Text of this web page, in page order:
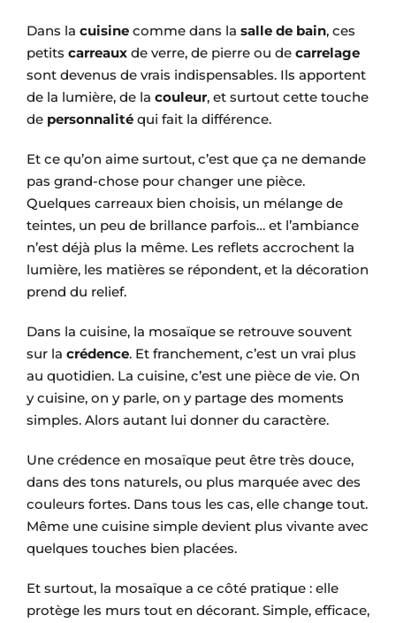
Dans la cuisine comme dans la salle de bain, ces
petits carreaux de verre, de pierre ou de carrelage
sont devenus de vrais indispensables. Ils apportent
de la lumière, de la couleur, et surtout cette touche
de personnalité qui fait la différence.
Et ce qu’on aime surtout, c’est que ça ne demande
pas grand-chose pour changer une pièce.
Quelques carreaux bien choisis, un mélange de
teintes, un peu de brillance parfois… et l’ambiance
n’est déjà plus la même. Les reflets accrochent la
lumière, les matières se répondent, et la décoration
prend du relief.
Dans la cuisine, la mosaïque se retrouve souvent
sur la crédence. Et franchement, c’est un vrai plus
au quotidien. La cuisine, c’est une pièce de vie. On
y cuisine, on y parle, on y partage des moments
simples. Alors autant lui donner du caractère.
Une crédence en mosaïque peut être très douce,
dans des tons naturels, ou plus marquée avec des
couleurs fortes. Dans tous les cas, elle change tout.
Même une cuisine simple devient plus vivante avec
quelques touches bien placées.
Et surtout, la mosaïque a ce côté pratique : elle
protège les murs tout en décorant. Simple, efficace,